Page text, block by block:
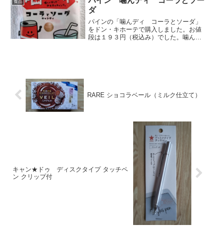
食品
ダ
パインの「噛んディ コーラとソーダ」
をドン・キホーテで購入しました。お値
段は１９３円（税込み）でした。噛んで
RARE ショコラベール（ミルク仕立て）
キャン★ドゥ ディスクタイプ タッチペ
ン クリップ付